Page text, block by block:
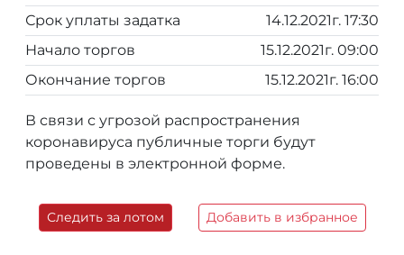
Срок уплаты задатка
14.12.2021г. 17:30
Начало торгов
15.12.2021г. 09:00
Окончание торгов
15.12.2021г. 16:00
В связи с угрозой распространения
коронавируса публичные торги будут
проведены в электронной форме.
Следить за лотом Добавить в избранное